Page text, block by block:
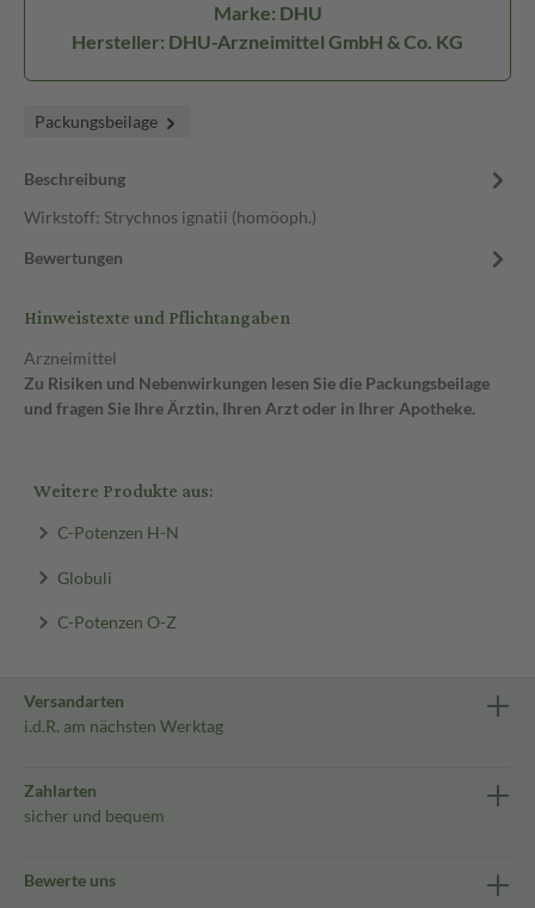
Marke: DHU
Hersteller: DHU-Arzneimittel GmbH & Co. KG
Packungsbeilage
Beschreibung
Wirkstoff: Strychnos ignatii (homöoph.)
Bewertungen
Hinweistexte und Pflichtangaben
Arzneimittel
Zu Risiken und Nebenwirkungen lesen Sie die Packungsbeilage
und fragen Sie Ihre Ärztin, Ihren Arzt oder in Ihrer Apotheke.
Weitere Produkte aus:
C-Potenzen H-N
Globuli
C-Potenzen O-Z
Versandarten
i.d.R. am nächsten Werktag
Zahlarten
sicher und bequem
Bewerte uns